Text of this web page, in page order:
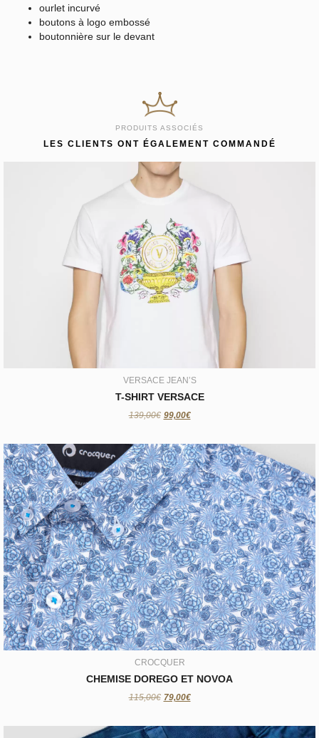
ourlet incurvé
boutons à logo embossé
boutonnière sur le devant
PRODUITS ASSOCIÉS
LES CLIENTS ONT ÉGALEMENT COMMANDÉ
VERSACE JEAN’S
T-SHIRT VERSACE
139,00€ 99,00€
VERSACE JEAN’S
T-SHIRT VERSACE
99,00€
CROCQUER
CHEMISE DOREGO ET NOVOA
115,00€ 79,00€
CROCQUER
CHEMISE DOREGO ET NOVOA
79,00€